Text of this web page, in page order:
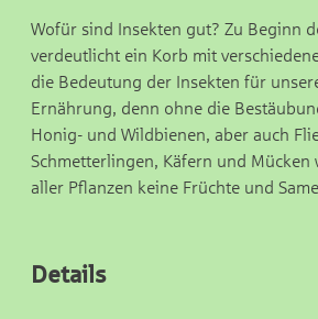
Wofür sind Insekten gut? Zu Beginn
verdeutlicht ein Korb mit
die Bedeutung der Insekten für
Ernährung, denn ohne die
Honig- und Wildbienen, aber auch
Schmetterlingen, Käfern und Mücken
aller Pflanzen keine Früchte und
Details